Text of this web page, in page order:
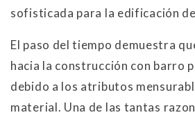
sofisticada para la edificación
El paso del tiempo demuestra
hacia la construcción con barro
debido a los atributos
material. Una de las tantas